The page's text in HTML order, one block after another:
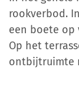
rookverbod.
een boete op
Op het
ontbijtruimte